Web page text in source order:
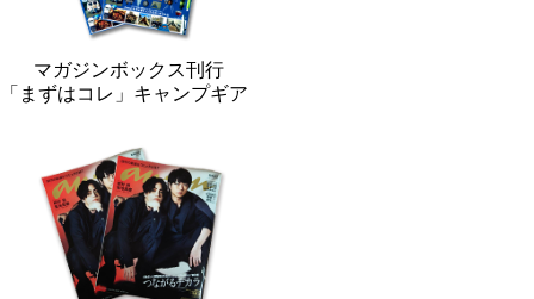
マガジンボックス刊行
「まずはコレ」キャンプギア